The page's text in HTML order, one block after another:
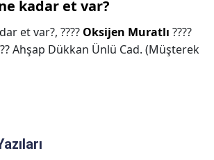
kadar et var?
et var?, ???? Oksijen Muratlı ????
Ahşap Dükkan Ünlü Cad. (Müşterek